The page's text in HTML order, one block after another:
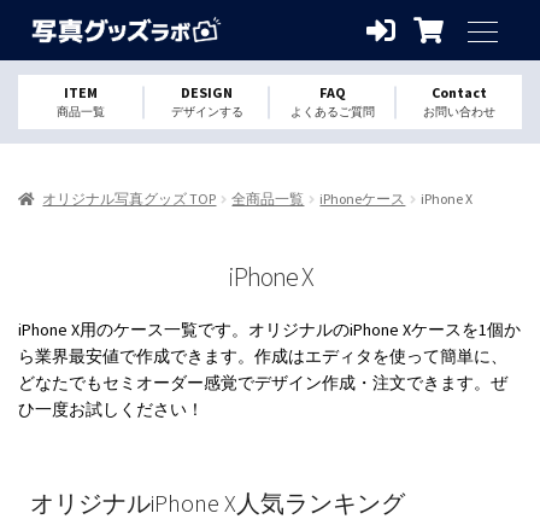
ITEM
商品一覧
DESIGN
デザインする
FAQ
よくあるご質問
Contact
お問い合わせ
オリジナル写真グッズ TOP 全商品一覧 iPhoneケース iPhone X
iPhone X
iPhone X用のケース一覧です。オリジナルのiPhone Xケースを1個か
ら業界最安値で作成できます。作成はエディタを使って簡単に、
どなたでもセミオーダー感覚でデザイン作成・注文できます。ぜ
ひ一度お試しください！
オリジナルiPhone X人気ランキング